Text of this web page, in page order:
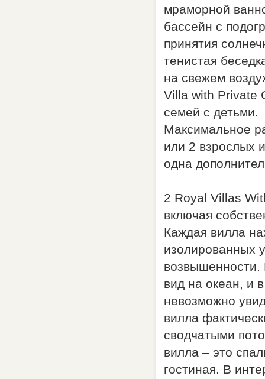
мраморной
бассейн с
принятия
тенистая
на свежем
Villa with Private
семей с детьми.
Максимальное
или 2 взрослых
одна
2 Royal Villas
включая
Каждая вилла
изолированных
возвышенности.
вид на океан, и
невозможно
вилла
сводчатыми
вилла – это
гостиная. В